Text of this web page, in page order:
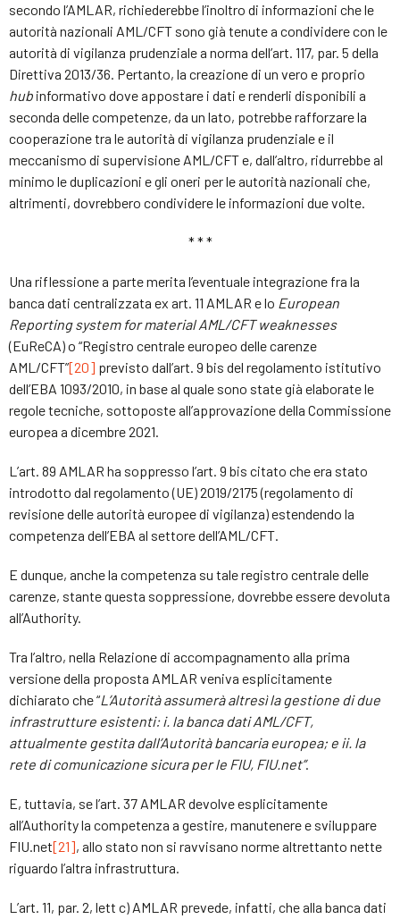
secondo l’AMLAR, richiederebbe l’inoltro di informazioni che le
autorità nazionali AML/CFT sono già tenute a condividere con le
autorità di vigilanza prudenziale a norma dell’art. 117, par. 5 della
Direttiva 2013/36. Pertanto, la creazione di un vero e proprio
hub informativo dove appostare i dati e renderli disponibili a
seconda delle competenze, da un lato, potrebbe rafforzare la
cooperazione tra le autorità di vigilanza prudenziale e il
meccanismo di supervisione AML/CFT e, dall’altro, ridurrebbe al
minimo le duplicazioni e gli oneri per le autorità nazionali che,
altrimenti, dovrebbero condividere le informazioni due volte.
* * *
Una riflessione a parte merita l’eventuale integrazione fra la
banca dati centralizzata ex art. 11 AMLAR e lo European
Reporting system for material AML/CFT weaknesses
(EuReCA) o “Registro centrale europeo delle carenze
AML/CFT”[20] previsto dall’art. 9 bis del regolamento istitutivo
dell’EBA 1093/2010, in base al quale sono state già elaborate le
regole tecniche, sottoposte all’approvazione della Commissione
europea a dicembre 2021.
L’art. 89 AMLAR ha soppresso l’art. 9 bis citato che era stato
introdotto dal regolamento (UE) 2019/2175 (regolamento di
revisione delle autorità europee di vigilanza) estendendo la
competenza dell’EBA al settore dell’AML/CFT.
E dunque, anche la competenza su tale registro centrale delle
carenze, stante questa soppressione, dovrebbe essere devoluta
all’Authority.
Tra l’altro, nella Relazione di accompagnamento alla prima
versione della proposta AMLAR veniva esplicitamente
dichiarato che “L’Autorità assumerà altresì la gestione di due
infrastrutture esistenti: i. la banca dati AML/CFT,
attualmente gestita dall’Autorità bancaria europea; e ii. la
rete di comunicazione sicura per le FIU, FIU.net”.
E, tuttavia, se l’art. 37 AMLAR devolve esplicitamente
all’Authority la competenza a gestire, manutenere e sviluppare
FIU.net[21], allo stato non si ravvisano norme altrettanto nette
riguardo l’altra infrastruttura.
L’art. 11, par. 2, lett c) AMLAR prevede, infatti, che alla banca dati